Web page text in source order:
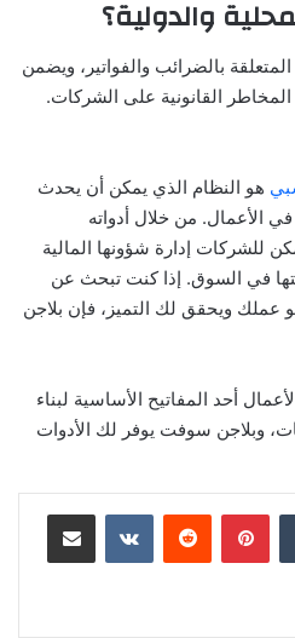
والدولية؟
بالضرائب والفواتير، ويضمن
المخاطر القانونية على الشركات.
هو النظام الذي يمكن أن يحدث
الأعمال. من خلال أدواته
للشركات إدارة شؤونها المالية
في السوق. إذا كنت تبحث عن
ويحقق لك التميز، فإن بلاجن
أحد المفاتيح الأساسية لبناء
وبلاجن سوفت يوفر لك الأدوات
بينتيريست مشاركة عبر البريد